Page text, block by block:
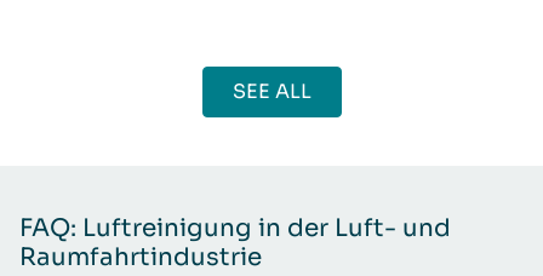
SEE ALL
FAQ: Luftreinigung in der Luft- und
Raumfahrtindustrie